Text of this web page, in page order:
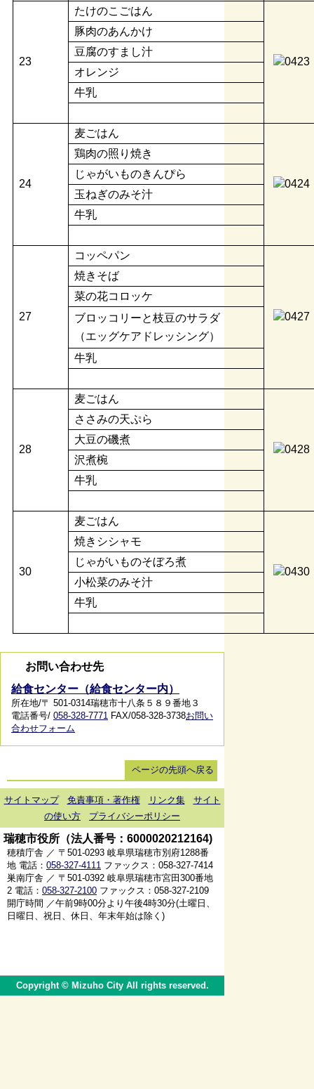
23
たけのこごはん
豚肉のあんかけ
豆腐のすまし汁
オレンジ
牛乳
24
麦ごはん
鶏肉の照り焼き
じゃがいものきんぴら
玉ねぎのみそ汁
牛乳
27
コッペパン
焼きそば
菜の花コロッケ
ブロッコリーと枝豆のサラダ
（エッグケアドレッシング）
牛乳
28
麦ごはん
ささみの天ぷら
大豆の磯煮
沢煮椀
牛乳
30
麦ごはん
焼きシシャモ
じゃがいものそぼろ煮
小松菜のみそ汁
牛乳
お問い合わせ先
給食センター（給食センター内）
所在地/〒 501-0314瑞穂市十八条５８９番地３
電話番号/ 058-328-7771 FAX/058-328-3738お問い
合わせフォーム
ページの先頭へ戻る
サイトマップ 免責事項・著作権 リンク集
サイト
の使い方
プライバシーポリシー
瑞穂市役所（法人番号：6000020212164)
穂積庁舎 ／ 〒501-0293 岐阜県瑞穂市別府1288番
地 電話： 058-327-4111 ファックス：058-327-7414
巣南庁舎 ／ 〒501-0392 岐阜県瑞穂市宮田300番地
2 電話： 058-327-2100 ファックス：058-327-2109
開庁時間 ／午前9時00分より午後4時30分(土曜日、
日曜日、祝日、休日、年末年始は除く)
Copyright © Mizuho City All rights reserved.